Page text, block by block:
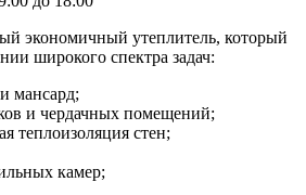
экономичный утеплитель, который
широкого спектра задач:
мансард;
и чердачных помещений;
теплоизоляция стен;
камер;